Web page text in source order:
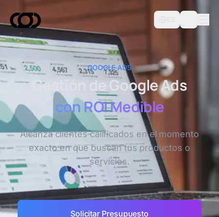
GOOGLE ADS
Gestión de Google Ads
con ROI Medible
Alcanza clientes calificados en el momento
exacto en que buscan tus productos o
servicios.
Solicitar Presupuesto